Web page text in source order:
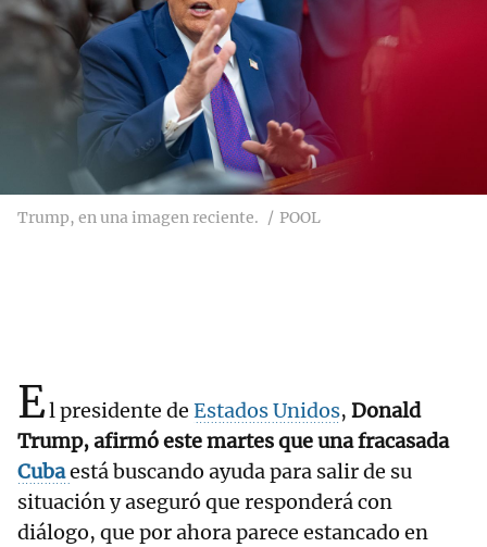
Trump, en una imagen reciente. POOL
El presidente de Estados Unidos, Donald
Trump, afirmó este martes que una fracasada
Cubaestá buscando ayuda para salir de su
situación y aseguró que responderá con
diálogo, que por ahora parece estancado en